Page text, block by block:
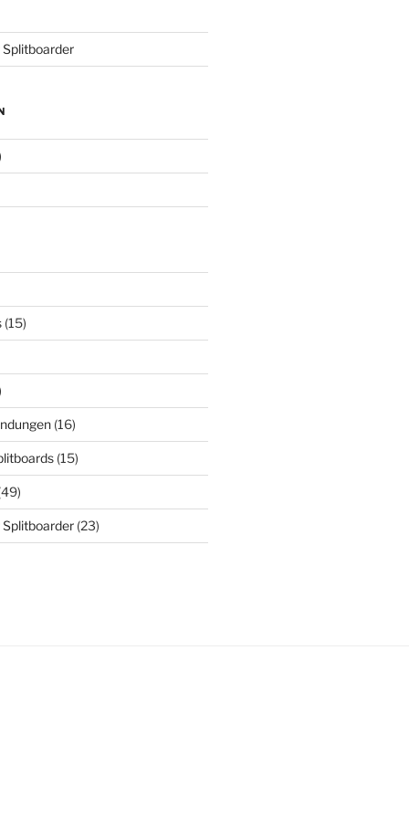
(15)
(16)
(15)
(23)